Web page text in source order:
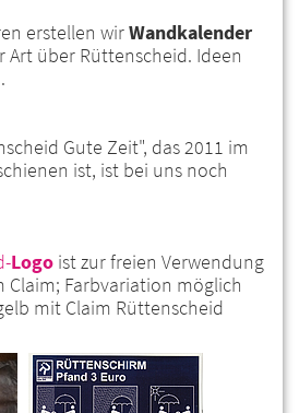
erstellen wirWandkalender
Art über Rüttenscheid. Ideen
Gute Zeit", das 2011 im
ist, ist bei uns noch
Logo ist zur freien Verwendung
Claim; Farbvariation möglich
mit Claim Rüttenscheid